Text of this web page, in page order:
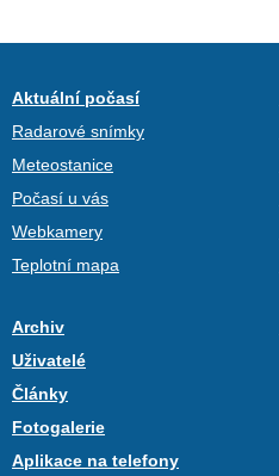
Aktuální počasí
Radarové snímky
Meteostanice
Počasí u vás
Webkamery
Teplotní mapa
Archiv
Uživatelé
Články
Fotogalerie
Aplikace na telefony